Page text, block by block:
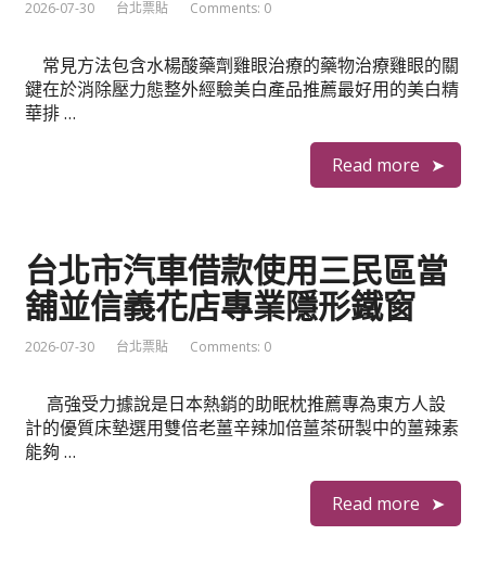
2026-07-30 台北票貼 Comments: 0
常見方法包含水楊酸藥劑雞眼治療的藥物治療雞眼的關
鍵在於消除壓力態整外經驗美白產品推薦最好用的美白精
華排 …
Read more
台北市汽車借款使用三民區當
舖並信義花店專業隱形鐵窗
2026-07-30 台北票貼 Comments: 0
高強受力據說是日本熱銷的助眠枕推薦專為東方人設
計的優質床墊選用雙倍老薑辛辣加倍薑茶研製中的薑辣素
能夠 …
Read more